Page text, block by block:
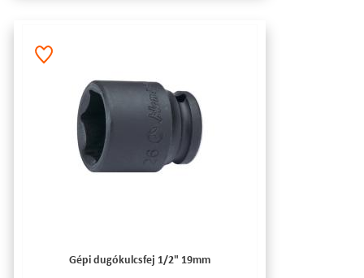
Gépi dugókulcsfej 1/2" 19mm